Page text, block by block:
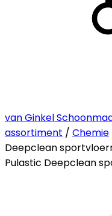
van Ginkel
assortiment / Chemie
Deepclean
Pulastic Deepclean